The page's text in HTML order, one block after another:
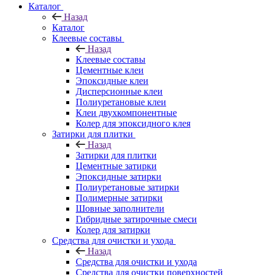
Каталог
Назад
Каталог
Клеевые составы
Назад
Клеевые составы
Цементные клеи
Эпоксидные клеи
Дисперсионные клеи
Полиуретановые клеи
Клеи двухкомпонентные
Колер для эпоксидного клея
Затирки для плитки
Назад
Затирки для плитки
Цементные затирки
Эпоксидные затирки
Полиуретановые затирки
Полимерные затирки
Шовные заполнители
Гибридные затирочные смеси
Колер для затирки
Средства для очистки и ухода
Назад
Средства для очистки и ухода
Средства для очистки поверхностей